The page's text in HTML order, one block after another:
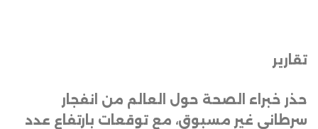
تقارير
حذر خبراء الصحة حول العالم من انفجار
سرطاني غير مسبوق، مع توقعات بارتفاع عدد